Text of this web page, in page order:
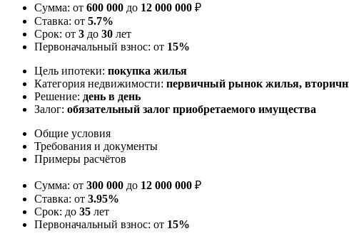
Сумма: от 600 000 до 12 000 000 ₽
Ставка: от 5.7%
Срок: от 3 до 30 лет
Первоначальный взнос: от 15%
Цель ипотеки: покупка жилья
Категория недвижимости: первичный рынок жилья,
Решение: день в день
Залог: обязательный залог приобретаемого имущества
Общие условия
Требования и документы
Примеры расчётов
Сумма: от 300 000 до 12 000 000 ₽
Ставка: от 3.95%
Срок: до 35 лет
Первоначальный взнос: от 15%